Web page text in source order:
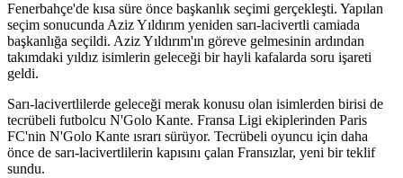
Fenerbahçe'de kısa süre önce başkanlık seçimi gerçekleşti. Yapılan
seçim sonucunda Aziz Yıldırım yeniden sarı-lacivertli camiada
başkanlığa seçildi. Aziz Yıldırım'ın göreve gelmesinin ardından
takımdaki yıldız isimlerin geleceği bir hayli kafalarda soru işareti
geldi.
Sarı-lacivertlilerde geleceği merak konusu olan isimlerden birisi de
tecrübeli futbolcu N'Golo Kante. Fransa Ligi ekiplerinden Paris
FC'nin N'Golo Kante ısrarı sürüyor. Tecrübeli oyuncu için daha
önce de sarı-lacivertlilerin kapısını çalan Fransızlar, yeni bir teklif
sundu.